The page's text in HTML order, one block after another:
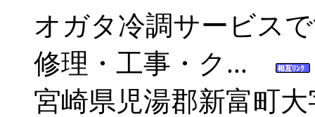
オガタ冷調サービス
修理・工事・ク...
宮崎県児湯郡新富町大